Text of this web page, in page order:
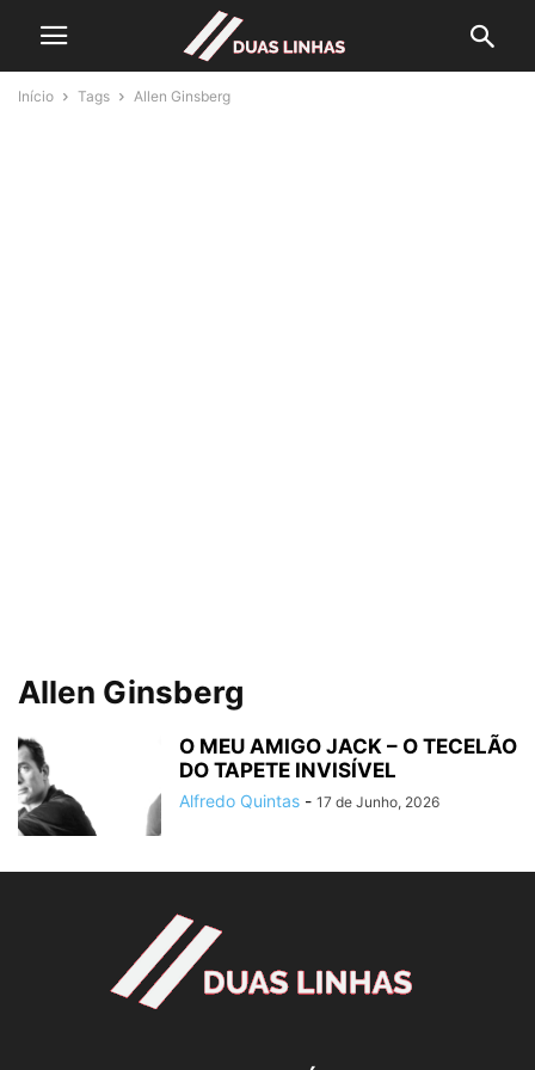
Início Tags Allen Ginsberg
Allen Ginsberg
O MEU AMIGO JACK – O TECELÃO
DO TAPETE INVISÍVEL
Alfredo Quintas - 17 de Junho, 2026